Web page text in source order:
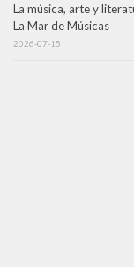
La música, arte y
La Mar de Músicas
2026-07-15